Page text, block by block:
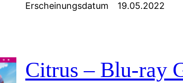
Erscheinungsdatum 19.05.2022
Citrus – Blu-ray